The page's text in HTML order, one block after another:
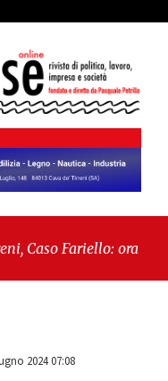
Fariello: ora torniamo
2024 07:08